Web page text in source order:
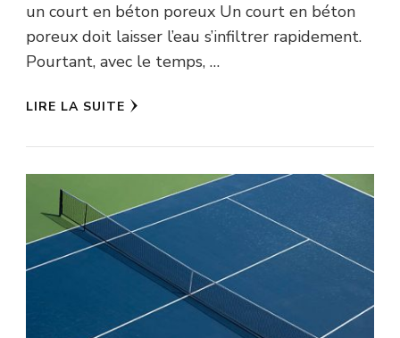
un court en béton poreux Un court en béton
poreux doit laisser l’eau s’infiltrer rapidement.
Pourtant, avec le temps, …
LIRE LA SUITE